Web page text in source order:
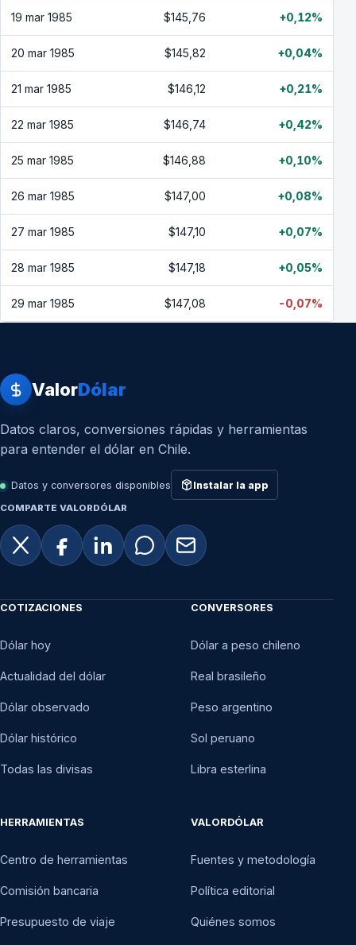
19 mar 1985 $145,76 +0,12%
20 mar 1985 $145,82 +0,04%
21 mar 1985 $146,12 +0,21%
22 mar 1985 $146,74 +0,42%
25 mar 1985 $146,88 +0,10%
26 mar 1985 $147,00 +0,08%
27 mar 1985 $147,10 +0,07%
28 mar 1985 $147,18 +0,05%
29 mar 1985 $147,08 -0,07%
ValorDólar
Datos claros, conversiones rápidas y herramientas
para entender el dólar en Chile.
Datos y conversores disponibles Instalar la app
COMPARTE VALORDÓLAR
COTIZACIONES
Dólar hoy
Actualidad del dólar
Dólar observado
Dólar histórico
Todas las divisas
CONVERSORES
Dólar a peso chileno
Real brasileño
Peso argentino
Sol peruano
Libra esterlina
HERRAMIENTAS
Centro de herramientas
Comisión bancaria
Presupuesto de viaje
VALORDÓLAR
Fuentes y metodología
Política editorial
Quiénes somos